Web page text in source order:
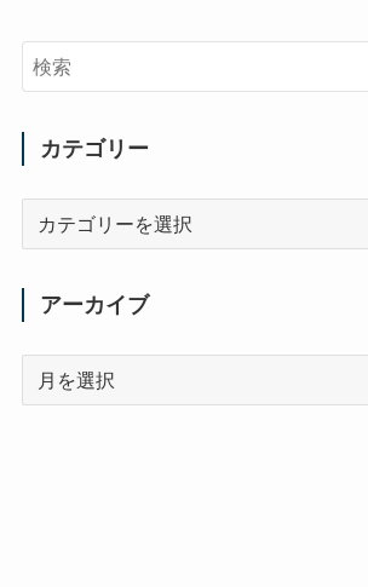
カテゴリー
アーカイブ